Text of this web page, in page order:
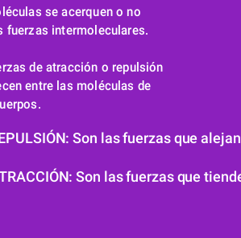
se acerquen o no
fuerzas intermoleculares.
de atracción o repulsión
entre las moléculas de
0
10000
20000
Son las fuerzas que
Son las fuerzas que